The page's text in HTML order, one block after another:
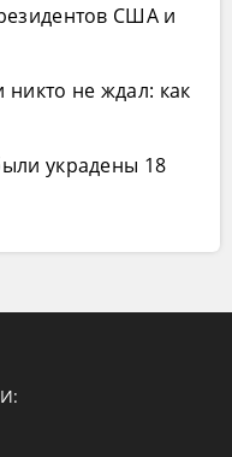
США и
не ждал: как
украдены 18